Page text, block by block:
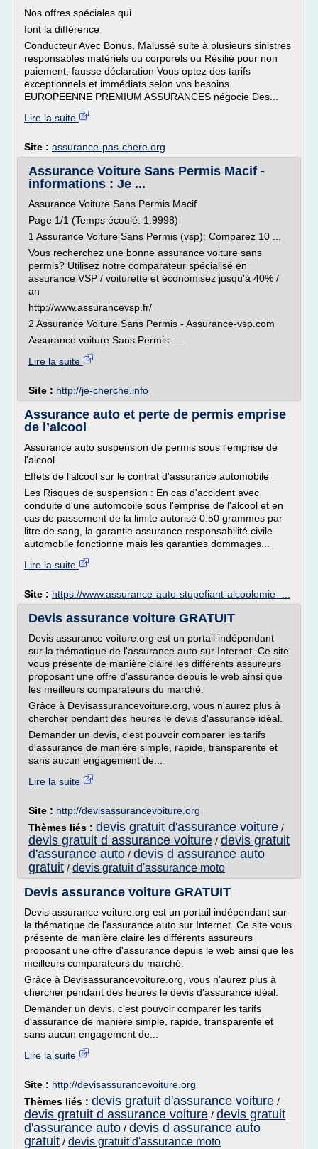
Nos offres spéciales qui
font la différence
Conducteur Avec Bonus, Malussé suite à plusieurs sinistres
responsables matériels ou corporels ou Résilié pour non
paiement, fausse déclaration Vous optez des tarifs
exceptionnels et immédiats selon vos besoins.
EUROPEENNE PREMIUM ASSURANCES négocie Des...
Lire la suite
Site : assurance-pas-chere.org
Assurance Voiture Sans Permis Macif -
informations : Je ...
Assurance Voiture Sans Permis Macif
Page 1/1 (Temps écoulé: 1.9998)
1 Assurance Voiture Sans Permis (vsp): Comparez 10 ...
Vous recherchez une bonne assurance voiture sans
permis? Utilisez notre comparateur spécialisé en
assurance VSP / voiturette et économisez jusqu'à 40% /
an
http://www.assurancevsp.fr/
2 Assurance Voiture Sans Permis - Assurance-vsp.com
Assurance voiture Sans Permis :...
Lire la suite
Site : http://je-cherche.info
Assurance auto et perte de permis emprise
de l’alcool
Assurance auto suspension de permis sous l'emprise de
l'alcool
Effets de l'alcool sur le contrat d'assurance automobile
Les Risques de suspension : En cas d'accident avec
conduite d'une automobile sous l'emprise de l'alcool et en
cas de passement de la limite autorisé 0.50 grammes par
litre de sang, la garantie assurance responsabilité civile
automobile fonctionne mais les garanties dommages...
Lire la suite
Site : https://www.assurance-auto-stupefiant-alcoolemie- ...
Devis assurance voiture GRATUIT
Devis assurance voiture.org est un portail indépendant
sur la thématique de l'assurance auto sur Internet. Ce site
vous présente de manière claire les différents assureurs
proposant une offre d'assurance depuis le web ainsi que
les meilleurs comparateurs du marché.
Grâce à Devisassurancevoiture.org, vous n'aurez plus à
chercher pendant des heures le devis d'assurance idéal.
Demander un devis, c'est pouvoir comparer les tarifs
d'assurance de manière simple, rapide, transparente et
sans aucun engagement de...
Lire la suite
Site : http://devisassurancevoiture.org
Thèmes liés : devis gratuit d'assurance voiture /
devis gratuit d assurance voiture / devis gratuit
d'assurance auto / devis d assurance auto
gratuit / devis gratuit d'assurance moto
Devis assurance voiture GRATUIT
Devis assurance voiture.org est un portail indépendant sur
la thématique de l'assurance auto sur Internet. Ce site vous
présente de manière claire les différents assureurs
proposant une offre d'assurance depuis le web ainsi que les
meilleurs comparateurs du marché.
Grâce à Devisassurancevoiture.org, vous n'aurez plus à
chercher pendant des heures le devis d'assurance idéal.
Demander un devis, c'est pouvoir comparer les tarifs
d'assurance de manière simple, rapide, transparente et
sans aucun engagement de...
Lire la suite
Site : http://devisassurancevoiture.org
Thèmes liés : devis gratuit d'assurance voiture /
devis gratuit d assurance voiture / devis gratuit
d'assurance auto / devis d assurance auto
gratuit / devis gratuit d'assurance moto